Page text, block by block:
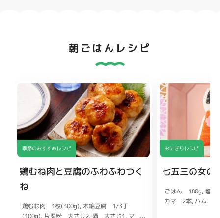
朝ごはんレシピ
季節のおすすめレシピ
鶏むね肉と豆腐のふわふわつく
ね
鶏むね肉 1枚(300g) 木綿豆腐 1/3丁
(100g) 片栗粉 大さじ2 酒 大さじ1 マ
おにぎりレシピ
七五三の女の
ごはん 180g 塩
カマ 2本 ハム 少